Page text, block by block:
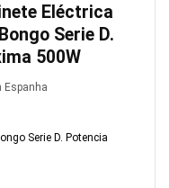
Eléctrica
Serie D.
500W
Espanha
Serie D. Potencia